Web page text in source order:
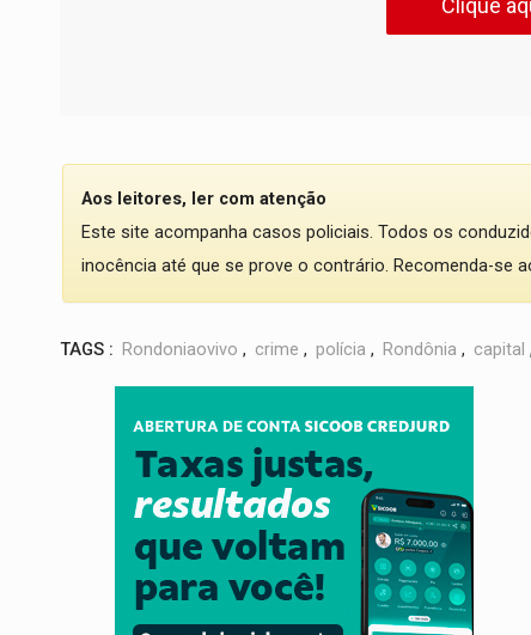
Clique
Aos leitores, ler com atenção
Este site acompanha casos policiais. Todos os
inocência até que se prove o contrário. Recomenda-se
TAGS : Rondoniaovivo , crime , polícia , Rondônia , capital ,